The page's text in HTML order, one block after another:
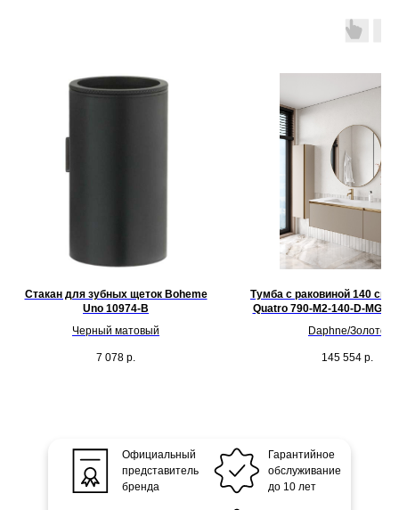
Стакан для зубных щеток Boheme
Uno 10974-B
Черный матовый
7 078 р.
Тумба с раковиной 140 см
Quatro 790-M2-140-D-MG/
Daphne/Золото
145 554 р.
Официальный
представитель
бренда
Гарантийное
обслуживание
до 10 лет